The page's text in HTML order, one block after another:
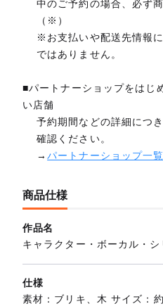
中のご予約の場合、必ず
（※）
※お支払いや配送先情報
ではありません。
■パートナーショップをはじ
い店舗
予約期間などの詳細につ
確認ください。
→パートナーショップ一覧
商品仕様
作品名
キャラクター・ボーカル・
仕様
素材：ブリキ、木 サイズ：